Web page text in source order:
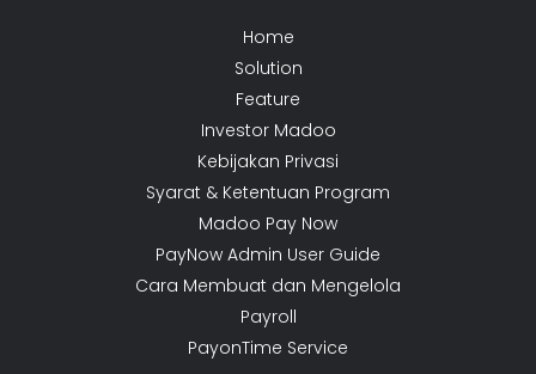
Home
Solution
Feature
Investor Madoo
Kebijakan Privasi
Syarat & Ketentuan Program
Madoo Pay Now
PayNow Admin User Guide
Cara Membuat dan Mengelola
Payroll
PayonTime Service